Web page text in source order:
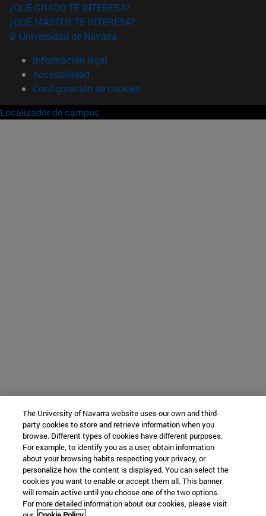
¿QUÉ GRADO TE INTERESA?
¿QUÉ MÁSTER TE INTERESA?
© Universidad de Navarra
Información legal
Accesibilidad
Configuración de cookies
Localizador de campus
The University of Navarra website uses our own and third-
party cookies to store and retrieve information when you
browse. Different types of cookies have different purposes.
For example, to identify you as a user, obtain information
about your browsing habits respecting your privacy, or
personalize how the content is displayed. You can select the
cookies you want to enable or accept them all. This banner
will remain active until you choose one of the two options.
For more detailed information about our cookies, please visit